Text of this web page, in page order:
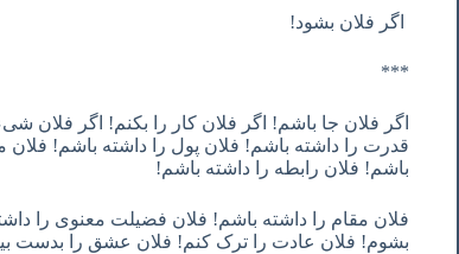
اگر فلان بشود!
***
اگر فلان جا باشم! اگر فلان کار را بکنم! اگر فلان
قدرت را داشته باشم! فلان پول را داشته باشم!
باشم! فلان رابطه را داشته باشم!
فلان مقام را داشته باشم! فلان فضیلت معنوی را
بشوم! فلان عادت را ترک کنم! فلان عشق را بدست